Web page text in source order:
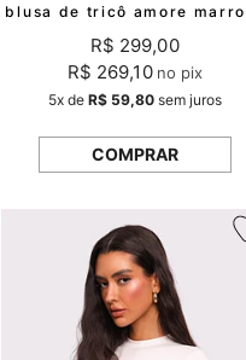
R$ 299,00
R$ 269,10 no pix
5xde R$ 59,80sem juros
COMPRAR